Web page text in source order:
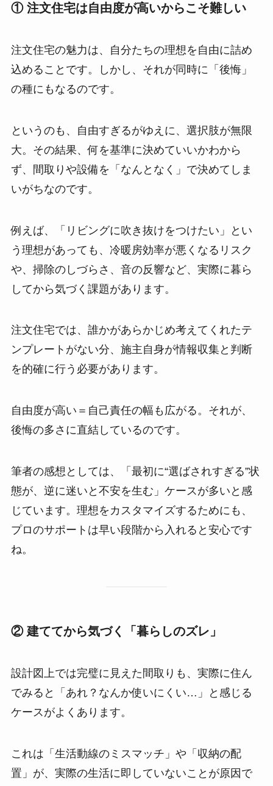
① 注文住宅は自由度が高いからこそ難しい
注文住宅の魅力は、自分たちの理想を自由に詰め
込めることです。しかし、それが同時に「後悔」
の種にもなるのです。
というのも、自由すぎるがゆえに、選択肢が無限
大。その結果、何を基準に決めていいかわから
ず、間取りや設備を「なんとなく」で決めてしま
いがちなのです。
例えば、「リビングに吹き抜けをつけたい」とい
う理想があっても、冷暖房効率が悪くなるリスク
や、掃除のしづらさ、音の反響など、実際に暮ら
してから気づく課題があります。
注文住宅では、誰かがあらかじめ考えてくれたテ
ンプレートがない分、施主自身が情報収集と判断
を的確に行う必要があります。
自由度が高い＝自己責任の幅も広がる。それが、
後悔の多さに直結しているのです。
筆者の感想としては、「最初に“選ばされすぎる”状
態が、逆に迷いと不安を生む」ケースが多いと感
じています。理想をカスタマイズするためにも、
プロのサポートは早い段階から入れると安心です
ね。
② 建ててから気づく「暮らしのズレ」
設計図上では完璧に見えた間取りも、実際に住ん
でみると「あれ？なんか使いにくい…」と感じる
ケースがよくあります。
これは「生活動線のミスマッチ」や「収納の配
置」が、実際の生活に即していないことが原因で